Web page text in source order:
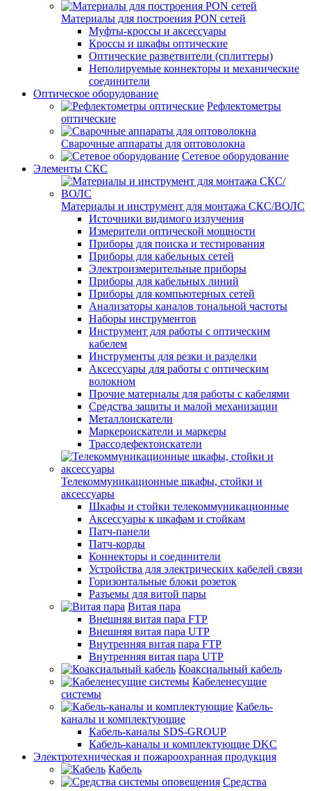
Материалы для построения PON сетей
Муфты-кроссы и аксессуары
Кроссы и шкафы оптические
Оптические разветвители (сплиттеры)
Неполируемые коннекторы и механические
соединители
Оптическое оборудование
Рефлектометры
оптические
Сварочные аппараты для оптоволокна
Сетевое оборудование
Элементы СКС
Материалы и инструмент для монтажа СКС/ВОЛС
Источники видимого излучения
Измерители оптической мощности
Приборы для поиска и тестирования
Приборы для кабельных сетей
Электроизмерительные приборы
Приборы для кабельных линий
Приборы для компьютерных сетей
Анализаторы каналов тональной частоты
Наборы инструментов
Инструмент для работы с оптическим
кабелем
Инструменты для резки и разделки
Аксессуары для работы с оптическим
волокном
Прочие материалы для работы с кабелями
Средства защиты и малой механизации
Металлоискатели
Маркероискатели и маркеры
Трассодефектоискатели
Телекоммуникационные шкафы, стойки и
аксессуары
Шкафы и стойки телекоммуникационные
Аксессуары к шкафам и стойкам
Патч-панели
Патч-корды
Коннекторы и соединители
Устройства для электрических кабелей связи
Горизонтальные блоки розеток
Разъемы для витой пары
Витая пара
Внешняя витая пара FTP
Внешняя витая пара UTP
Внутренняя витая пара FTP
Внутренняя витая пара UTP
Коаксиальный кабель
Кабеленесущие
системы
Кабель-
каналы и комплектующие
Кабель-каналы SDS-GROUP
Кабель-каналы и комплектующие DKC
Электротехническая и пожароохранная продукция
Кабель
Средства